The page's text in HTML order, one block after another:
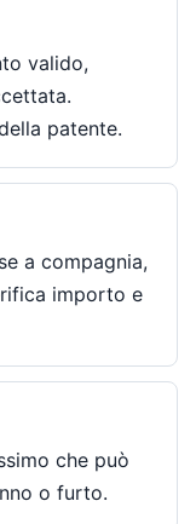
valido,
patente.
a compagnia,
importo e
che può
o furto.